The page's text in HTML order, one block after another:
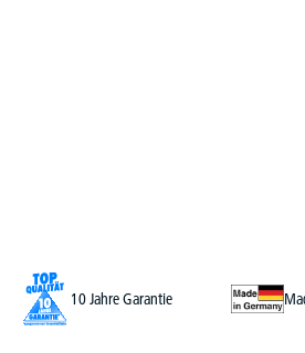
10 Jahre Garantie